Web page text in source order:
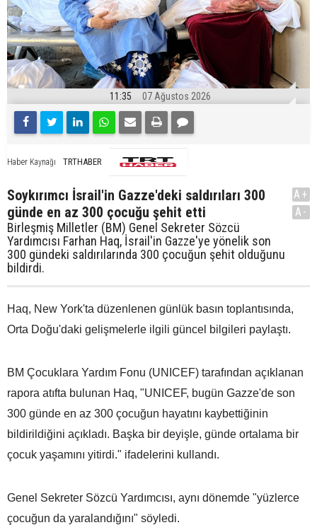
11:35 07 Ağustos 2026
Haber Kaynağı TRTHABER
Soykırımcı İsrail'in Gazze'deki saldırıları 300
günde en az 300 çocuğu şehit etti
Birleşmiş Milletler (BM) Genel Sekreter Sözcü
Yardımcısı Farhan Haq, İsrail'in Gazze'ye yönelik son
300 gündeki saldırılarında 300 çocuğun şehit olduğunu
bildirdi.
A+
A-
Haq, New York'ta düzenlenen günlük basın toplantısında,
Orta Doğu'daki gelişmelerle ilgili güncel bilgileri paylaştı.
BM Çocuklara Yardım Fonu (UNICEF) tarafından açıklanan
rapora atıfta bulunan Haq, "UNICEF, bugün Gazze'de son
300 günde en az 300 çocuğun hayatını kaybettiğinin
bildirildiğini açıkladı. Başka bir deyişle, günde ortalama bir
çocuk yaşamını yitirdi." ifadelerini kullandı.
Genel Sekreter Sözcü Yardımcısı, aynı dönemde "yüzlerce
çocuğun da yaralandığını" söyledi.